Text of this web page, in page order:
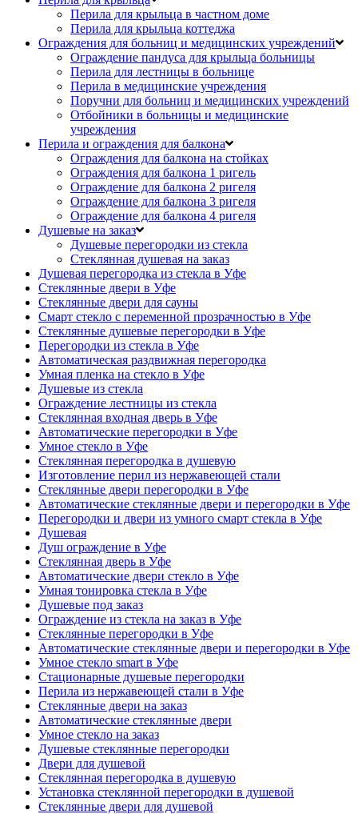
Перила для крыльца в частном доме
Перила для крыльца коттеджа
Ограждения для больниц и медицинских учреждений
Ограждение пандуса для крыльца больницы
Перила для лестницы в больнице
Перила в медицинские учреждения
Поручни для больниц и медицинских учреждений
Отбойники в больницы и медицинские
учреждения
Перила и ограждения для балкона
Ограждения для балкона на стойках
Ограждения для балкона 1 ригель
Ограждение для балкона 2 ригеля
Ограждение для балкона 3 ригеля
Ограждение для балкона 4 ригеля
Душевые на заказ
Душевые перегородки из стекла
Стеклянная душевая на заказ
Душевая перегородка из стекла в Уфе
Стеклянные двери в Уфе
Стеклянные двери для сауны
Смарт стекло с переменной прозрачностью в Уфе
Стеклянные душевые перегородки в Уфе
Перегородки из стекла в Уфе
Автоматическая раздвижная перегородка
Умная пленка на стекло в Уфе
Душевые из стекла
Ограждение лестницы из стекла
Стеклянная входная дверь в Уфе
Автоматические перегородки в Уфе
Умное стекло в Уфе
Стеклянная перегородка в душевую
Изготовление перил из нержавеющей стали
Стеклянные двери перегородки в Уфе
Автоматические стеклянные двери и перегородки в Уфе
Перегородки и двери из умного смарт стекла в Уфе
Душевая
Душ ограждение в Уфе
Стеклянная дверь в Уфе
Автоматические двери стекло в Уфе
Умная тонировка стекла в Уфе
Душевые под заказ
Ограждение из стекла на заказ в Уфе
Стеклянные перегородки в Уфе
Автоматические стеклянные двери и перегородки в Уфе
Умное стекло smart в Уфе
Стационарные душевые перегородки
Перила из нержавеющей стали в Уфе
Стеклянные двери на заказ
Автоматические стеклянные двери
Умное стекло на заказ
Душевые стеклянные перегородки
Двери для душевой
Стеклянная перегородка в душевую
Установка стеклянной перегородки в душевой
Стеклянные двери для душевой